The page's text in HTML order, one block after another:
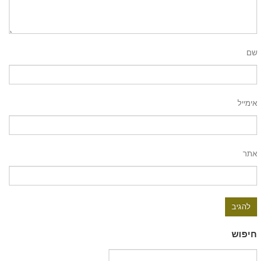
שם
אימייל
אתר
חיפוש